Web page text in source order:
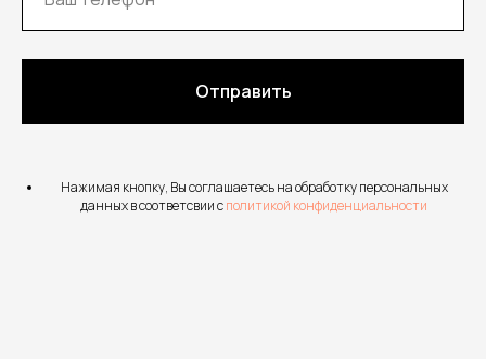
Отправить
Нажимая кнопку, Вы соглашаетесь на обработку персональных
данных в соответсвии сполитикой конфиденциальности